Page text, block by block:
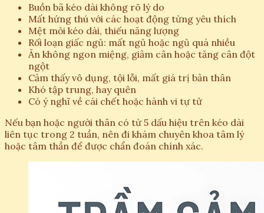
Buồn bã kéo dài không rõ lý do
Mất hứng thú với các hoạt động từng yêu thích
Mệt mỏi kéo dài, thiếu năng lượng
Rối loạn giấc ngủ: mất ngủ hoặc ngủ quá nhiều
Ăn không ngon miệng, giảm cân hoặc tăng cân đột
ngột
Cảm thấy vô dụng, tội lỗi, mất giá trị bản thân
Khó tập trung, hay quên
Có ý nghĩ về cái chết hoặc hành vi tự tử
Nếu bạn hoặc người thân có từ 5 dấu hiệu trên kéo dài
liên tục trong 2 tuần, nên đi khám chuyên khoa tâm lý
hoặc tâm thần để được chẩn đoán chính xác.